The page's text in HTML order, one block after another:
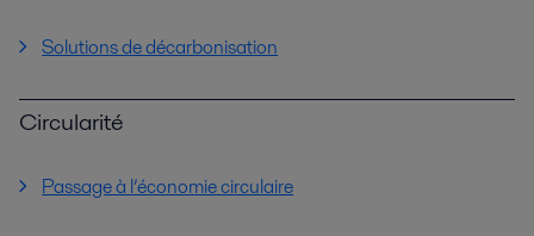
Solutions de décarbonisation
Circularité
Passage à l’économie circulaire